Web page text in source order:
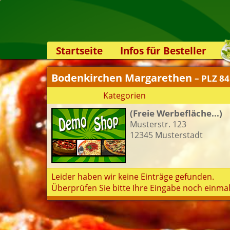
Startseite
Infos für Besteller
Lieferservice-App
Weiterempfehlen
Newsletter
Sicherheit
Kontakt
Bodenkirchen Margarethen – PLZ
Kategorien
(Freie Werbefläche...)
Musterstr. 123
12345 Musterstadt
Leider haben wir keine Einträge gefunden.
Überprüfen Sie bitte Ihre Eingabe noch